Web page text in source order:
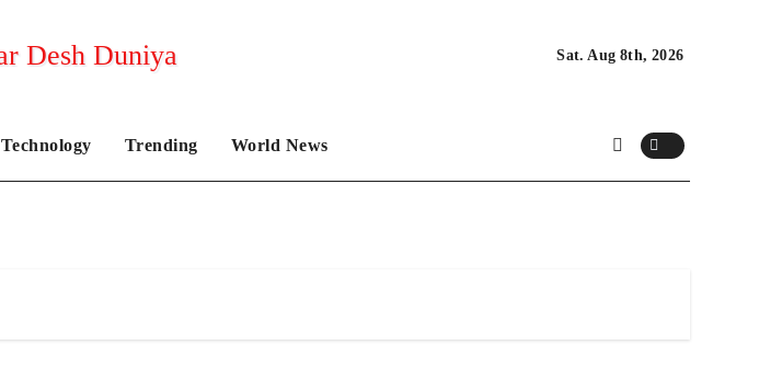
Sat. Aug 8th, 2026
Technology Trending World News